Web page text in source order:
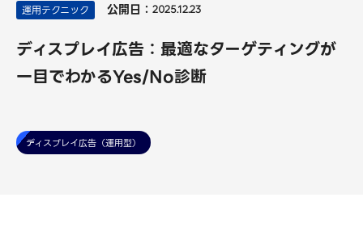
運用テクニック 公開日： 2025.12.23
ディスプレイ広告：最適なターゲティングが
一目でわかるYes/No診断
ディスプレイ広告（運用型）